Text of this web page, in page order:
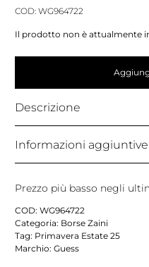
COD: WG964722
Il prodotto non è attualmente
Descrizione
Informazioni aggiuntive
Prezzo più basso negli
COD: WG964722
Categoria: Borse Zaini
Tag: Primavera Estate 25
Marchio: Guess